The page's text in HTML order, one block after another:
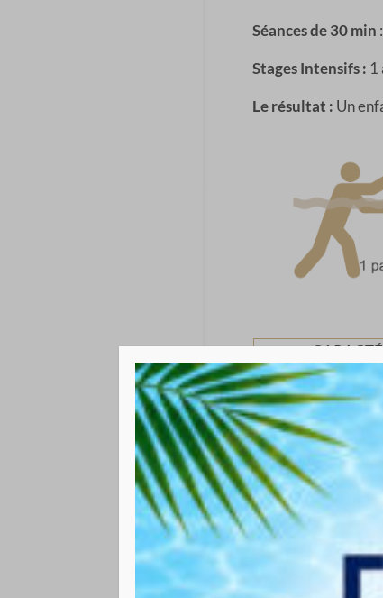
Séances de 30 min :
Stages Intensifs : 1
Le résultat : Un
Durée
30 min